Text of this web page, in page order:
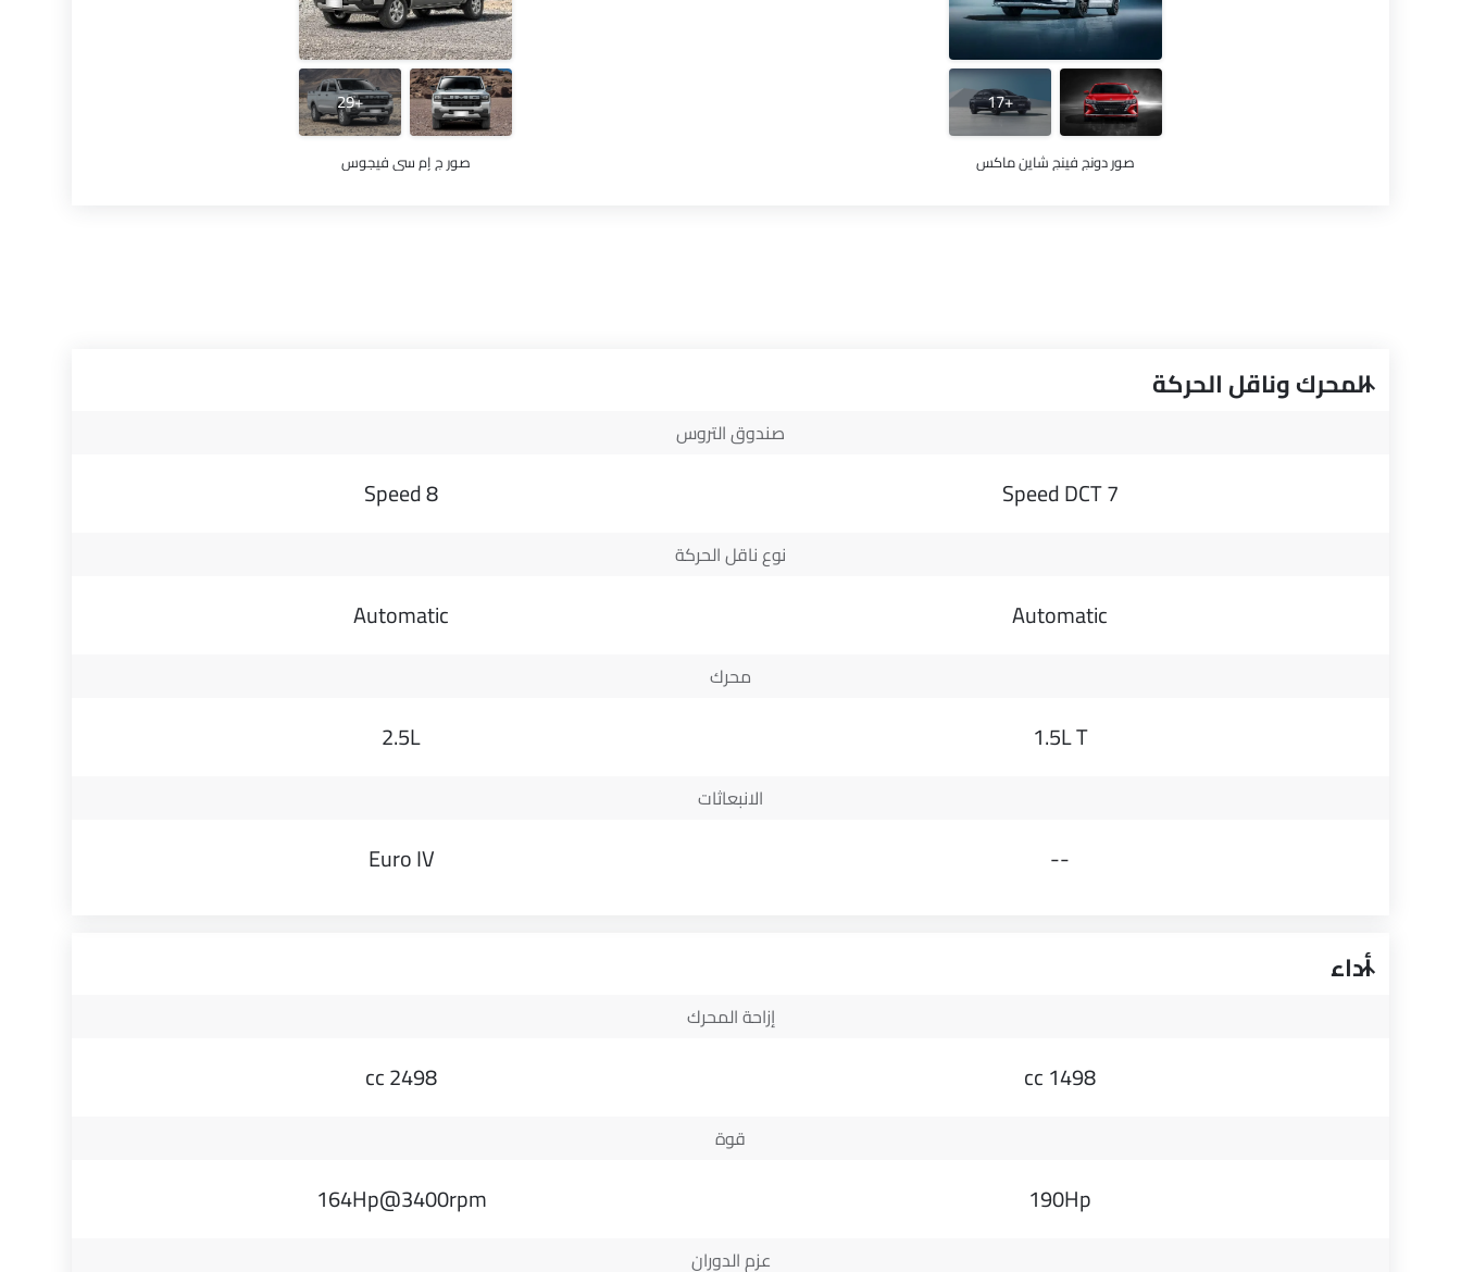
+17
صور دونج فينج شاين ماكس
+29
صور ج إم سي فيجوس
المحرك وناقل الحركة
صندوق التروس
7 Speed DCT
8 Speed
نوع ناقل الحركة
Automatic
Automatic
محرك
1.5L T
2.5L
الانبعاثات
--
Euro IV
أداء
إزاحة المحرك
1498 cc
2498 cc
قوة
190Hp
164Hp@3400rpm
عزم الدوران